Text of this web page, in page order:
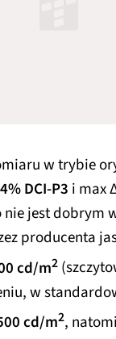
w trybie
DCI-P3 i max
nie jest dobrym
producenta
cd/m2
w
cd/m2,